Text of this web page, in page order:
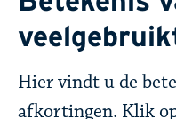
​​​​Hier vindt u de
afkortingen. Klik